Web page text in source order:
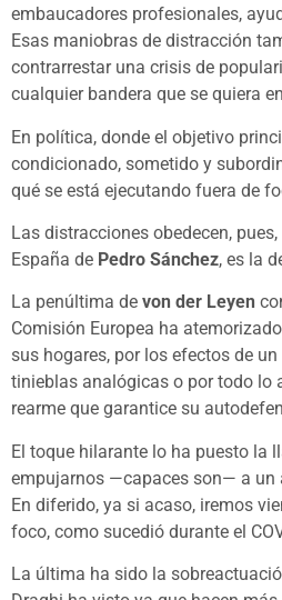
embaucadores profesionales,
Esas maniobras de distracción
contrarrestar una crisis de
cualquier bandera que se quiera
En política, donde el objetivo
condicionado, sometido y
qué se está ejecutando fuera de
Las distracciones obedecen,
España de Pedro Sánchez, es la
La penúltima de von der Leyen
Comisión Europea ha
sus hogares, por los efectos de
tinieblas analógicas o por todo lo
rearme que garantice su
El toque hilarante lo ha puesto la
empujarnos —capaces son— a un
En diferido, ya si acaso, iremos
foco, como sucedió durante el
La última ha sido la